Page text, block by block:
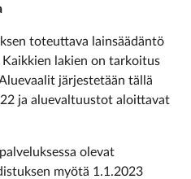
toteuttava lainsäädäntö
lakien on tarkoitus
järjestetään tällä
ja aluevaltuustot aloittavat
olevat
myötä 1.1.2023